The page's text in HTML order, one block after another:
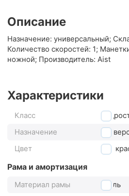
Описание
Назначение: универсальный;
Количество скоростей: 1;
ножной; Производитель: Aist
Характеристики
Класс
Назначение
Цвет
Рама и амортизация
Материал рамы
сталь